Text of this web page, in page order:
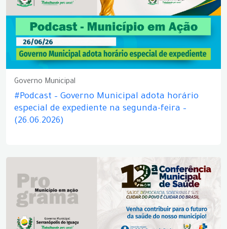
Governo Municipal
#Podcast – Governo Municipal adota horário
especial de expediente na segunda-feira –
(26.06.2026)